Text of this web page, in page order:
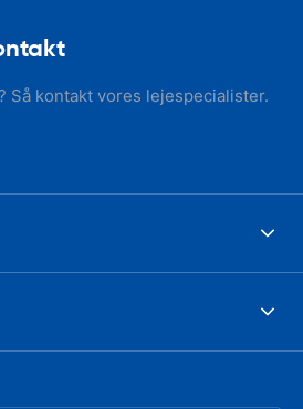
Så kontakt vores lejespecialister.